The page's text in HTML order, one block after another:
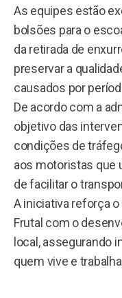
As equipes estão
bolsões para o
da retirada de
preservar a
causados por
De acordo com a
objetivo das
condições de
aos motoristas que
de facilitar o
A iniciativa reforça
Frutal com o
local, assegurando
quem vive e